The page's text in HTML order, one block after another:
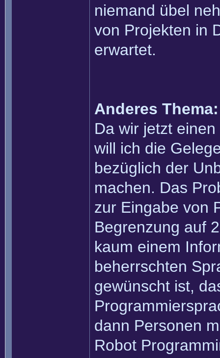
niemand übel
von Projekten in
erwartet.
Anderes Thema:
Da wir jetzt
will ich die
bezüglich der
machen. Das
zur Eingabe von
Begrenzung auf
kaum einem
beherrschten
gewünscht ist,
dann Personen
Robot